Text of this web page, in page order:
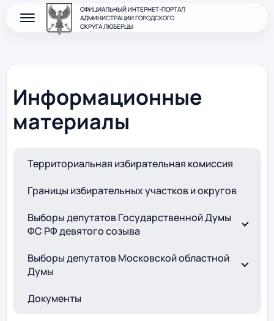
ОФИЦИАЛЬНЫЙ ИНТЕРНЕТ-ПОРТАЛ
АДМИНИСТРАЦИИ ГОРОДСКОГО
ОКРУГА ЛЮБЕРЦЫ
Информационные
материалы
Территориальная избирательная комиссия
Границы избирательных участков и округов
Выборы депутатов Государственной Думы
ФС РФ девятого созыва
Выборы депутатов Московской областной
Думы
Документы